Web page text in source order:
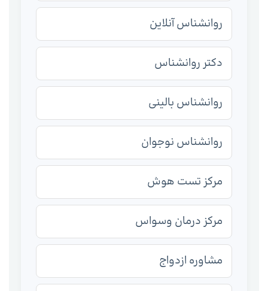
روانشناس آنلاین
دکتر روانشناس
روانشناس بالینی
روانشناس نوجوان
مرکز تست هوش
مرکز درمان وسواس
مشاوره ازدواج